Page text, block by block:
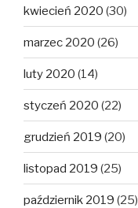
kwiecień 2020 (30)
marzec 2020 (26)
luty 2020 (14)
styczeń 2020 (22)
grudzień 2019 (20)
listopad 2019 (25)
październik 2019 (25)